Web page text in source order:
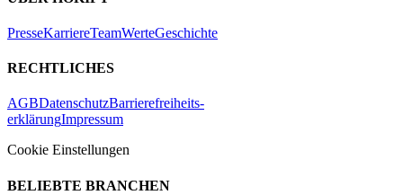
PresseKarriereTeamWerteGeschichte
RECHTLICHES
AGBDatenschutzBarrierefreiheits-
erklärungImpressum
Cookie Einstellungen
BELIEBTE BRANCHEN